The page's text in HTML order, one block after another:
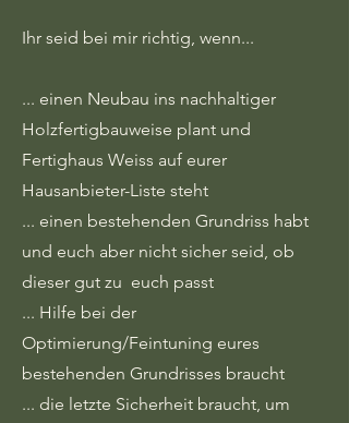
Ihr seid bei mir richtig, wenn...
... einen Neubau ins nachhaltiger
Holzfertigbauweise plant und
Fertighaus Weiss auf eurer
Hausanbieter-Liste steht
... einen bestehenden Grundriss habt
und euch aber nicht sicher seid, ob
dieser gut zu euch passt
... Hilfe bei der
Optimierung/Feintuning eures
bestehenden Grundrisses braucht
... die letzte Sicherheit braucht, um